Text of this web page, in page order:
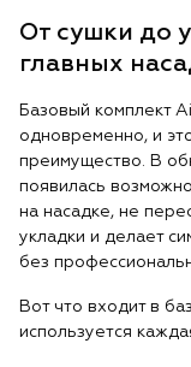
От сушки до
главных
Базовый комплект
одновременно, и
преимущество. В
появилась
на насадке, не
укладки и делает
без
Вот что входит в
используется